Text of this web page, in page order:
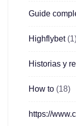
Guide
Highflybet
Historias y
How to (18)
https://